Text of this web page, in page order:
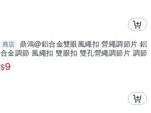
商店
鼎鴻@鋁合金雙眼風繩扣 營繩調節片 鋁
合金調節 風繩扣 雙眼扣 雙孔營繩調節片 調節
片工具
$9